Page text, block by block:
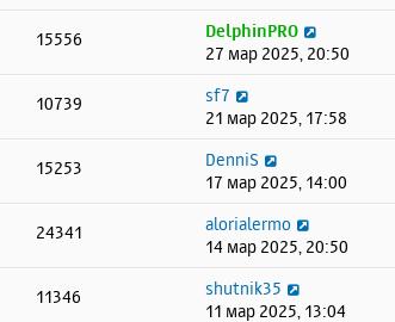
15556
DelphinPRO
27 мар 2025, 20:50
10739
sf7
21 мар 2025, 17:58
15253
DenniS
17 мар 2025, 14:00
24341
alorialermo
14 мар 2025, 20:50
11346
shutnik35
11 мар 2025, 13:04